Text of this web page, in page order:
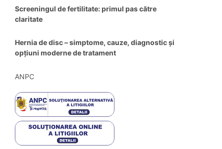
Screeningul de fertilitate: primul pas către
claritate
Hernia de disc – simptome, cauze, diagnostic și
opțiuni moderne de tratament
ANPC